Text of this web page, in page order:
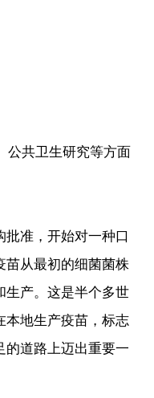
公共卫生研究等方面
批准，开始对一种口
苗从最初的细菌菌株
生产。这是半个多世
本地生产疫苗，标志
的道路上迈出重要一